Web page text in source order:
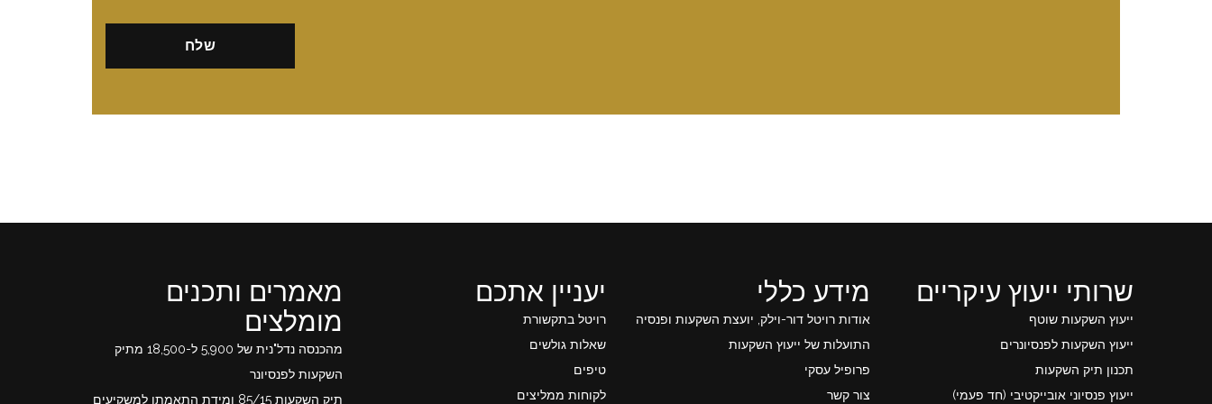
שרותי ייעוץ עיקריים
ייעוץ השקעות שוטף
ייעוץ השקעות לפנסיונרים
תכנון תיק השקעות
ייעוץ פנסיוני אובייקטיבי (חד פעמי)
מידע כללי
אודות רויטל דור-וילק, יועצת השקעות ופנסיה
התועלות של ייעוץ השקעות
פרופיל עסקי
צור קשר
יעניין אתכם
רויטל בתקשורת
שאלות גולשים
טיפים
לקוחות ממליצים
מאמרים ותכנים
מומלצים
מהכנסה נדל"נית של 5,900 ל-18,500 מתיק
השקעות לפנסיונר
תיק השקעות 85/15 ומידת התאמתו למשקיעים